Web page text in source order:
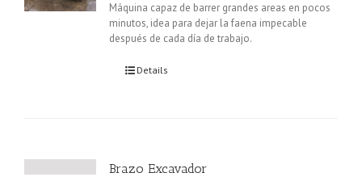
Máquina capaz de barrer grandes areas en pocos
minutos, idea para dejar la faena impecable
después de cada día de trabajo.
Details
Brazo Excavador